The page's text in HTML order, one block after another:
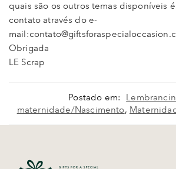
quais são os outros temas disponíveis
contato através do e-
Obrigada
LE Scrap
Postado em:
maternidade/Nascimento,